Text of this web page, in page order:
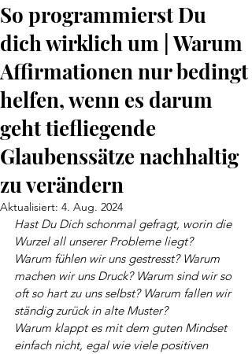
So programmierst Du
dich wirklich um | Warum
Affirmationen nur bedingt
helfen, wenn es darum
geht tiefliegende
Glaubenssätze nachhaltig
zu verändern
Aktualisiert: 4. Aug. 2024
Hast Du Dich schonmal gefragt, worin die
Wurzel all unserer Probleme liegt?
Warum fühlen wir uns gestresst? Warum
machen wir uns Druck? Warum sind wir so
oft so hart zu uns selbst? Warum fallen wir
ständig zurück in alte Muster?
Warum klappt es mit dem guten Mindset
einfach nicht, egal wie viele positiven